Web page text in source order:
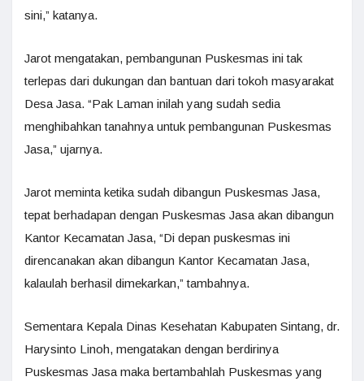
sini,” katanya.
Jarot mengatakan, pembangunan Puskesmas ini tak
terlepas dari dukungan dan bantuan dari tokoh masyarakat
Desa Jasa. “Pak Laman inilah yang sudah sedia
menghibahkan tanahnya untuk pembangunan Puskesmas
Jasa,” ujarnya.
Jarot meminta ketika sudah dibangun Puskesmas Jasa,
tepat berhadapan dengan Puskesmas Jasa akan dibangun
Kantor Kecamatan Jasa, “Di depan puskesmas ini
direncanakan akan dibangun Kantor Kecamatan Jasa,
kalaulah berhasil dimekarkan,” tambahnya.
Sementara Kepala Dinas Kesehatan Kabupaten Sintang, dr.
Harysinto Linoh, mengatakan dengan berdirinya
Puskesmas Jasa maka bertambahlah Puskesmas yang